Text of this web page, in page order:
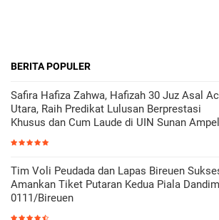
BERITA POPULER
Safira Hafiza Zahwa, Hafizah 30 Juz Asal
Utara, Raih Predikat Lulusan Berprestasi
Khusus dan Cum Laude di UIN Sunan Ampel
Tim Voli Peudada dan Lapas Bireuen
Amankan Tiket Putaran Kedua Piala Dandim
0111/Bireuen